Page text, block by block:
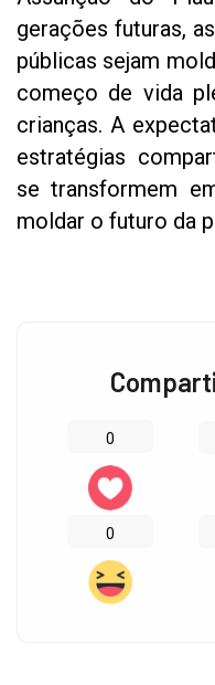
gerações futuras,
públicas sejam
começo de vida
crianças. A
estratégias
se transformem
moldar o futuro da
0
0